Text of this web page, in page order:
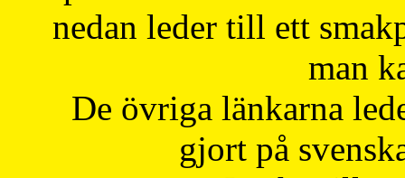
nedan leder till ett
man
De övriga länkarna
gjort på